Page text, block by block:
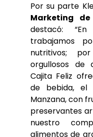
Por su parte
Marketing de
destacó: “En
trabajamos
nutritivos;
orgullosos de
Cajita Feliz
de bebida, el
Manzana, con
preservantes
nuestro
alimentos de